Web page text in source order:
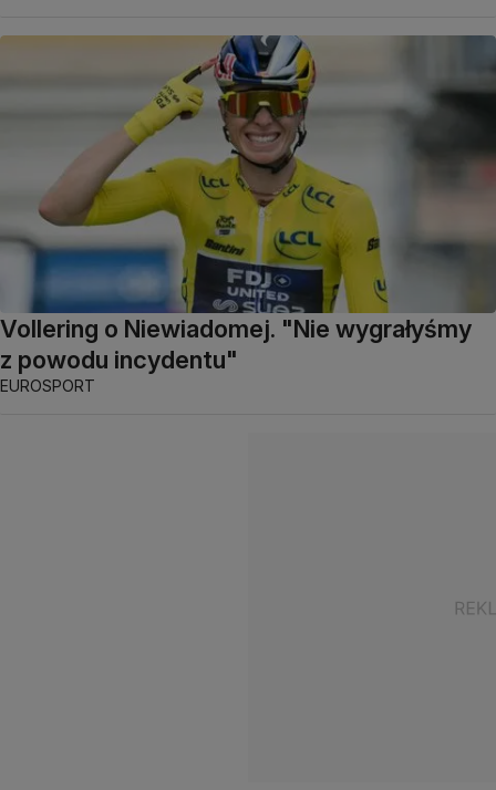
Vollering o Niewiadomej. "Nie wygrałyśmy
z powodu incydentu"
EUROSPORT